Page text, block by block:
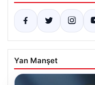
Yan Manşet